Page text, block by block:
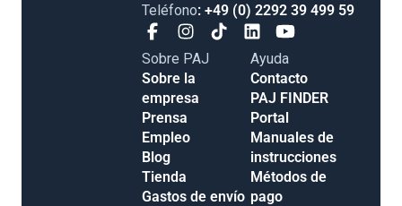
Teléfono: +49 (0) 2292 39 499 59
Sobre PAJ
Sobre la
empresa
Prensa
Empleo
Blog
Tienda
Gastos de envío
Ayuda
Contacto
PAJ FINDER
Portal
Manuales de
instrucciones
Métodos de
pago